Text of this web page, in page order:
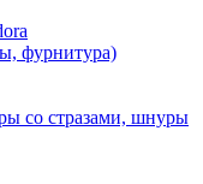
фурнитура)
со стразами, шнуры